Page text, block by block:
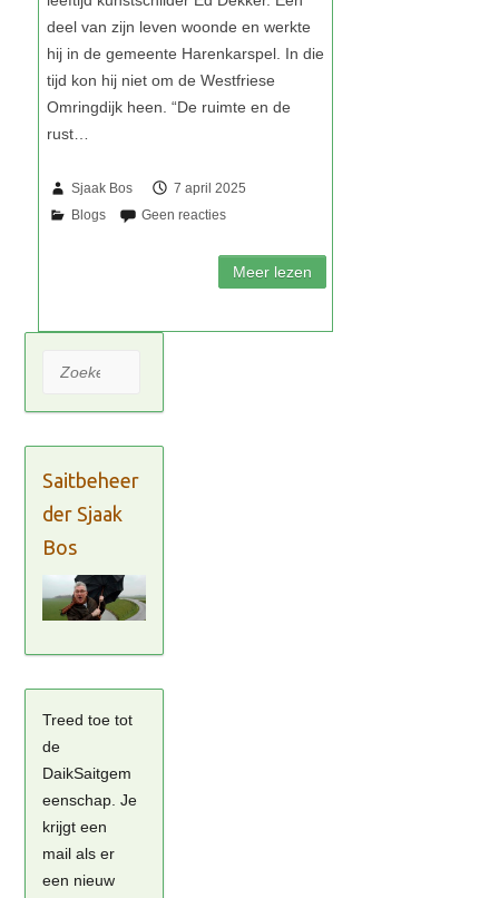
Sjaak Bos 7 april 2025
Zoeken
Saitbeheer
der Sjaak
Bos
Treed toe tot
de
DaikSaitgem
eenschap. Je
krijgt een
mail als er
een nieuw